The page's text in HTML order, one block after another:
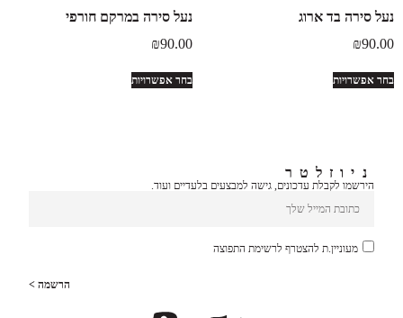
נעל סירה בד ארוג
₪90.00
בחר אפשרויות
נעל סירה במרקם חורפי
₪90.00
בחר אפשרויות
ניוזלטר
הירשמו לקבלת עדכונים, גישה למבצעים בלעדיים ועוד.
מעוניין.ת להצטרף לרשימת התפוצה
הרשמה >